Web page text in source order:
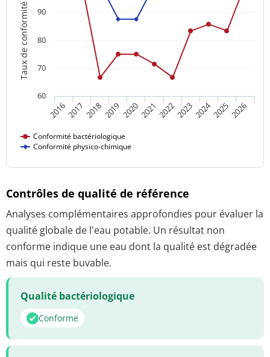
Taux de conformité
Conformité bactériologique
Conformité physico-chimique
20162017 201820192020202120222023202420252026
60
70
80
90
Contrôles de qualité de référence
Analyses complémentaires approfondies pour évaluer la
qualité globale de l'eau potable. Un résultat non
conforme indique une eau dont la qualité est dégradée
mais qui reste buvable.
Qualité bactériologique
Conforme